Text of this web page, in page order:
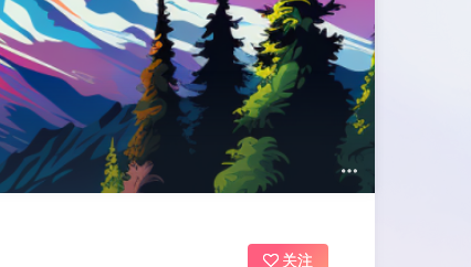
关注